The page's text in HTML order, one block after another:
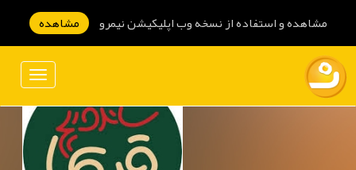
مشاهده و استفاده از نسخه وب اپلیکیشن نیمرو مشاهده